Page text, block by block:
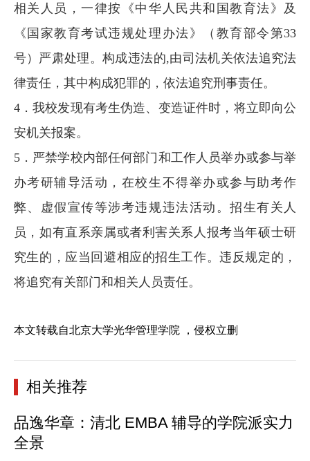
相关人员，一律按《中华人民共和国教育法》及
《国家教育考试违规处理办法》（教育部令第33
号）严肃处理。构成违法的,由司法机关依法追究法
律责任，其中构成犯罪的，依法追究刑事责任。
4．我校发现有考生伪造、变造证件时，将立即向公
安机关报案。
5．严禁学校内部任何部门和工作人员举办或参与举
办考研辅导活动，在校生不得举办或参与助考作
弊、虚假宣传等涉考违规违法活动。招生有关人
员，如有直系亲属或者利害关系人报考当年硕士研
究生的，应当回避相应的招生工作。违反规定的，
将追究有关部门和相关人员责任。
本文转载自北京大学光华管理学院 ，侵权立删
相关推荐
品逸华章：清北 EMBA 辅导的学院派实力
全景